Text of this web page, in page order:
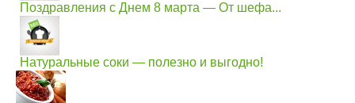
Поздравления с Днем 8 марта — От шефа...
Натуральные соки — полезно и выгодно!